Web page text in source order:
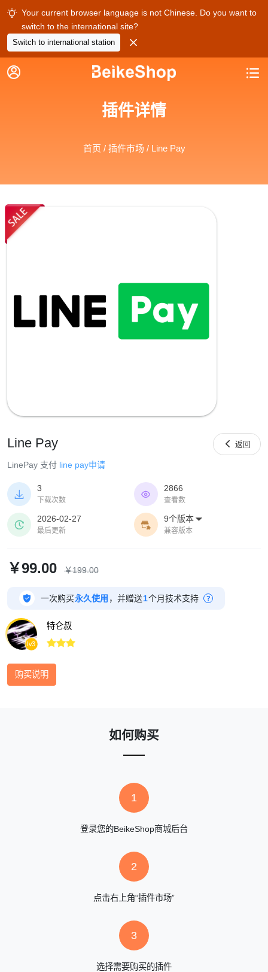
 Your current browser language is not Chinese. Do you want to
switch to the international site?
Switch to international station 
 
插件详情
首页 / 插件市场 / Line Pay
Line Pay
LinePay 支付 line pay申请
 返回

3
下载次数

2866
查看数

2026-02-27
最后更新

9个版本 
兼容版本
￥99.00 ￥199.00
 一次购买永久使用 ，并赠送1个月技术支持 ?
lv3
特仑叔

购买说明
如何购买
1
登录您的BeikeShop商城后台
2
点击右上角“插件市场”
3
选择需要购买的插件